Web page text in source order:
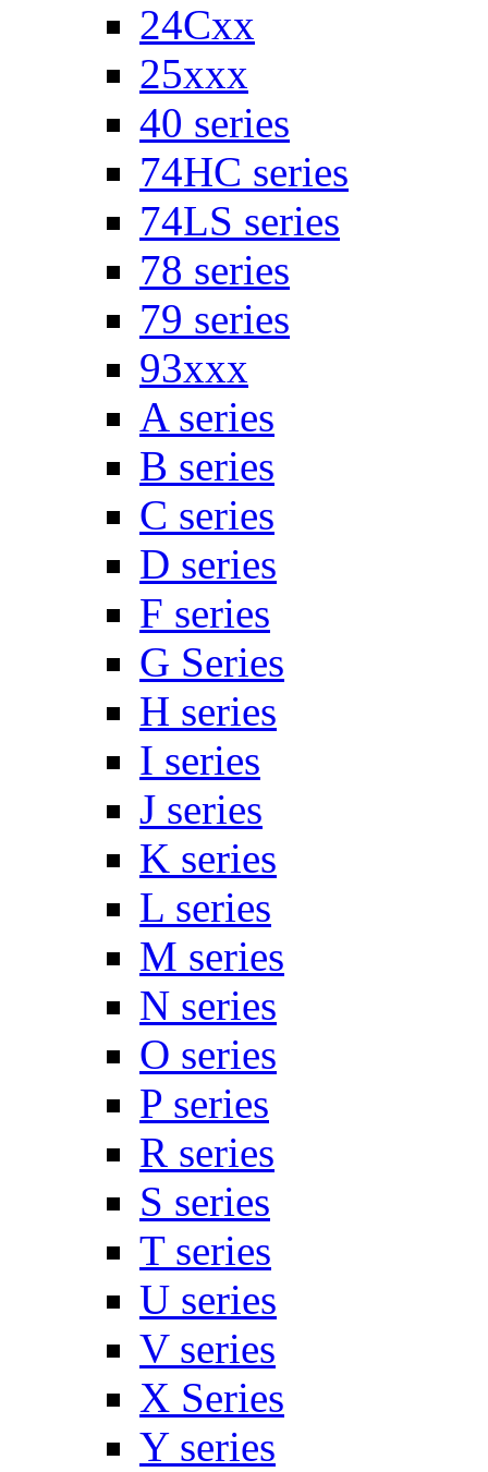
24Cxx
25xxx
40 series
74HC series
74LS series
78 series
79 series
93xxx
A series
B series
C series
D series
F series
G Series
H series
I series
J series
K series
L series
M series
N series
O series
P series
R series
S series
T series
U series
V series
X Series
Y series